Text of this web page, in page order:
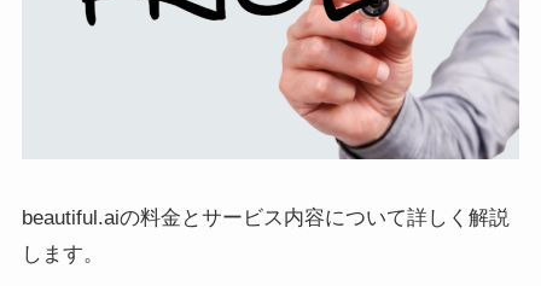
beautiful.aiの料金とサービス内容について詳しく解説
します。